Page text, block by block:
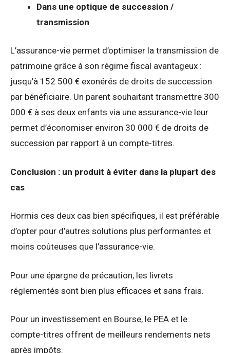
Dans une optique de succession /
transmission
L’assurance-vie permet d’optimiser la transmission de
patrimoine grâce à son régime fiscal avantageux :
jusqu’à 152 500 € exonérés de droits de succession
par bénéficiaire. Un parent souhaitant transmettre 300
000 € à ses deux enfants via une assurance-vie leur
permet d’économiser environ 30 000 € de droits de
succession par rapport à un compte-titres.
Conclusion : un produit à éviter dans la plupart des
cas
Hormis ces deux cas bien spécifiques, il est préférable
d’opter pour d’autres solutions plus performantes et
moins coûteuses que l’assurance-vie.
Pour une épargne de précaution, les livrets
réglementés sont bien plus efficaces et sans frais.
Pour un investissement en Bourse, le PEA et le
compte-titres offrent de meilleurs rendements nets
après impôts.